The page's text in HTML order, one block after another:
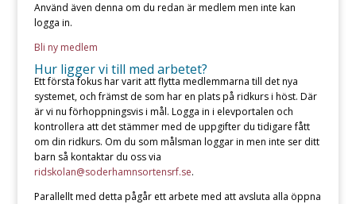
Använd även denna om du redan är medlem men inte kan
logga in.
Bli ny medlem
Hur ligger vi till med arbetet?
Ett första fokus har varit att flytta medlemmarna till det nya
systemet, och främst de som har en plats på ridkurs i höst. Där
är vi nu förhoppningsvis i mål. Logga in i elevportalen och
kontrollera att det stämmer med de uppgifter du tidigare fått
om din ridkurs. Om du som målsman loggar in men inte ser ditt
barn så kontaktar du oss via
ridskolan@soderhamnsortensrf.se.
Parallellt med detta pågår ett arbete med att avsluta alla öppna